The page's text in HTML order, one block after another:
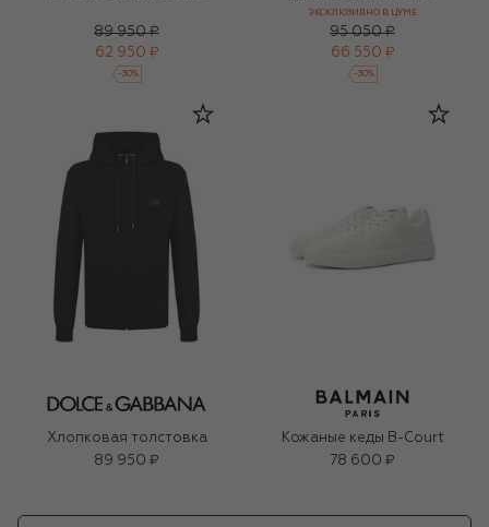
89 950 ₽
62 950 ₽
-30%
ЭКСКЛЮЗИВНО В ЦУМЕ
95 050 ₽
66 550 ₽
-30%
Хлопковая толстовка
89 950 ₽
Кожаные кеды B-Court
78 600 ₽